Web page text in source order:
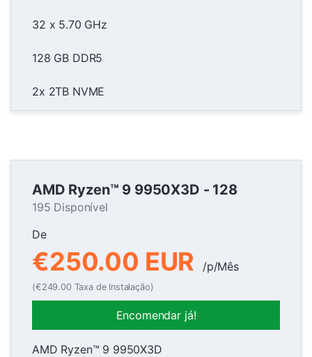
32 x 5.70 GHz
128 GB DDR5
2x 2TB NVME
AMD Ryzen™ 9 9950X3D - 128
195 Disponível
De
€250.00 EUR /p/Mês
(€249.00 Taxa de Instalação)
Encomendar já!
AMD Ryzen™ 9 9950X3D